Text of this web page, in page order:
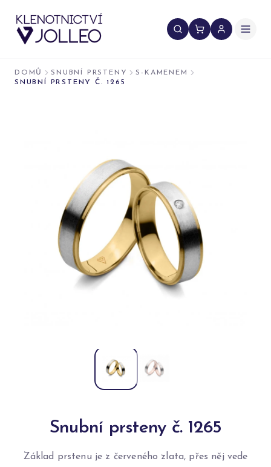
DOMŮ SNUBNÍ PRSTENY
S-KAMENEM
SNUBNÍ PRSTENY Č. 1265
Snubní prsteny č. 1265
Základ prstenu je z červeného zlata, přes něj vede